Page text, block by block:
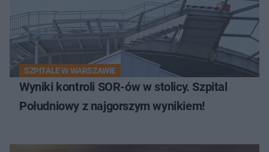
SZPITALE W WARSZAWIE
Wyniki kontroli SOR-ów w stolicy. Szpital
Południowy z najgorszym wynikiem!